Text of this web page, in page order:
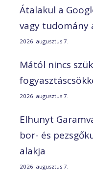
Átalakul a
vagy tudomány
2026. augusztus 7.
Mától nincs
2026. augusztus 7.
Elhunyt
bor- és
alakja
2026. augusztus 7.